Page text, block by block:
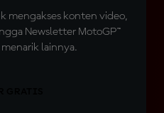
mengakses konten video,
Newsletter MotoGP™
lainnya.